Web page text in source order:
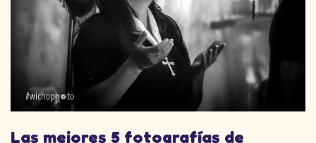
Las mejores 5 fotografías de